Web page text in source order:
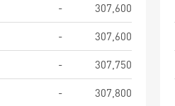
-
307,600
-
307,600
-
307,750
-
307,800